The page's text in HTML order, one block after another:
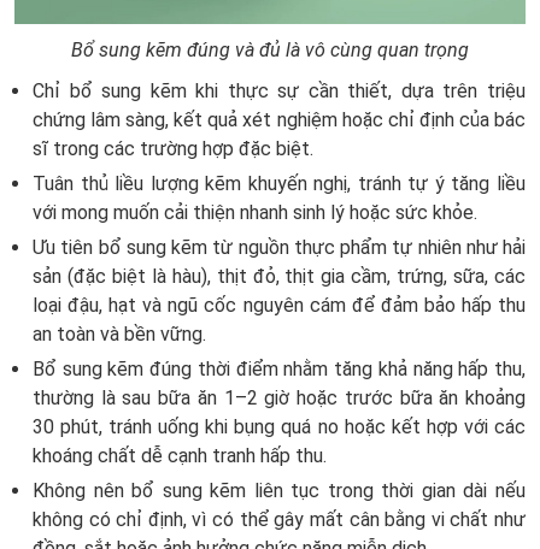
Bổ sung kẽm đúng và đủ là vô cùng quan trọng
Chỉ bổ sung kẽm khi thực sự cần thiết, dựa trên triệu
chứng lâm sàng, kết quả xét nghiệm hoặc chỉ định của bác
sĩ trong các trường hợp đặc biệt.
Tuân thủ liều lượng kẽm khuyến nghị, tránh tự ý tăng liều
với mong muốn cải thiện nhanh sinh lý hoặc sức khỏe.
Ưu tiên bổ sung kẽm từ nguồn thực phẩm tự nhiên như hải
sản (đặc biệt là hàu), thịt đỏ, thịt gia cầm, trứng, sữa, các
loại đậu, hạt và ngũ cốc nguyên cám để đảm bảo hấp thu
an toàn và bền vững.
Bổ sung kẽm đúng thời điểm nhằm tăng khả năng hấp thu,
thường là sau bữa ăn 1–2 giờ hoặc trước bữa ăn khoảng
30 phút, tránh uống khi bụng quá no hoặc kết hợp với các
khoáng chất dễ cạnh tranh hấp thu.
Không nên bổ sung kẽm liên tục trong thời gian dài nếu
không có chỉ định, vì có thể gây mất cân bằng vi chất như